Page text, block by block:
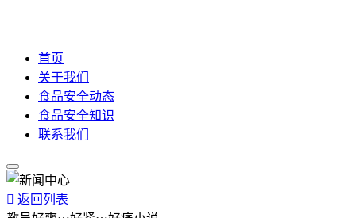
首页
关于我们
食品安全动态
食品安全知识
联系我们
 返回列表